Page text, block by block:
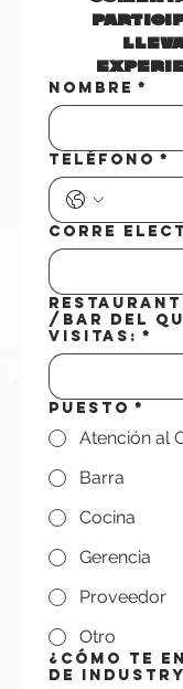
Nombre *
Teléfono *
Corre
/Bar del
visitas: *
Puesto *
Atención al
Barra
Cocina
Gerencia
Proveedor
Otro
¿Cómo te
de